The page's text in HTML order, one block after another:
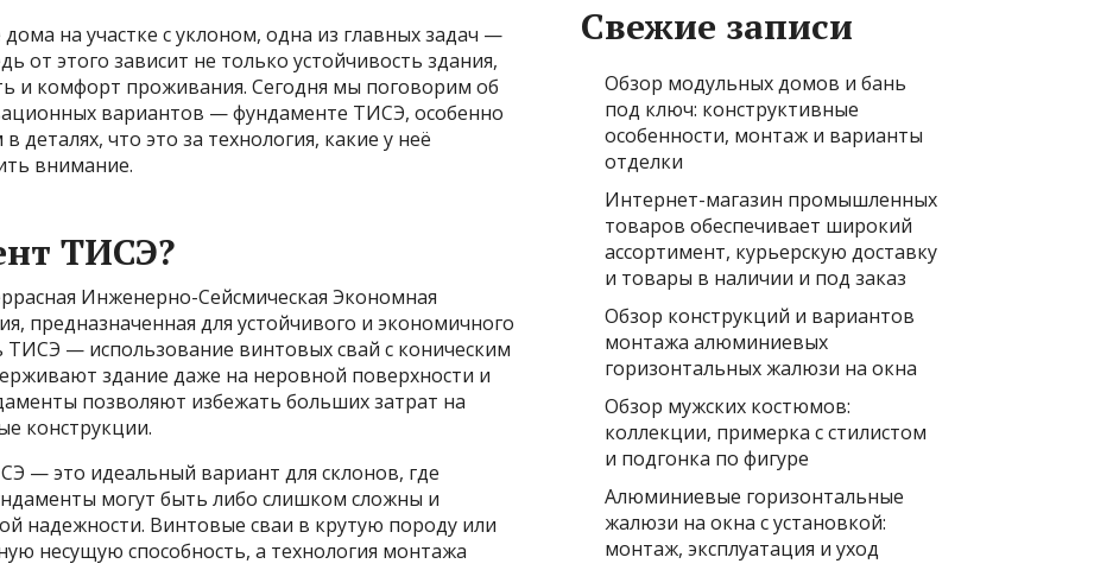
на участке с уклоном, одна из главных задач —
от этого зависит не только устойчивость здания,
и комфорт проживания. Сегодня мы поговорим об
вариантов — фундаменте ТИСЭ, особенно
деталях, что это за технология, какие у неё
внимание.
ТИСЭ?
Инженерно-Сейсмическая Экономная
предназначенная для устойчивого и экономичного
ТИСЭ — использование винтовых свай с коническим
здание даже на неровной поверхности и
позволяют избежать больших затрат на
конструкции.
— это идеальный вариант для склонов, где
могут быть либо слишком сложны и
надежности. Винтовые сваи в крутую породу или
несущую способность, а технология монтажа
Свежие записи
Обзор модульных домов и бань
под ключ: конструктивные
особенности, монтаж и варианты
отделки
Интернет-магазин промышленных
товаров обеспечивает широкий
ассортимент, курьерскую доставку
и товары в наличии и под заказ
Обзор конструкций и вариантов
монтажа алюминиевых
горизонтальных жалюзи на окна
Обзор мужских костюмов:
коллекции, примерка с стилистом
и подгонка по фигуре
Алюминиевые горизонтальные
жалюзи на окна с установкой:
монтаж, эксплуатация и уход